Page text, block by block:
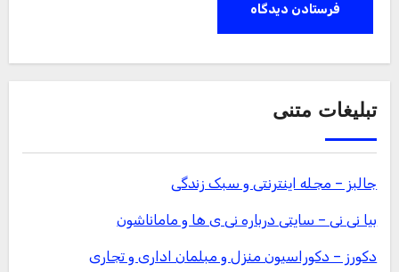
تبلیغات متنی
جالبز – مجله اینترنتی و سبک زندگی
بیا نی نی – سایتی درباره نی ی ها و ماماناشون
دکورز – دکوراسیون منزل و مبلمان اداری و تجاری